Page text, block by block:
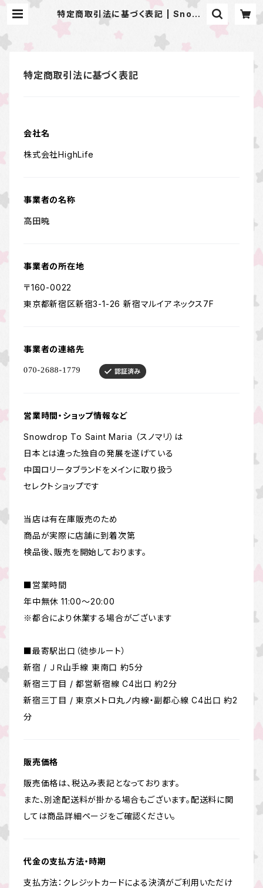
特定商取引法に基づく表記 | Snowd
rop To Saint Maria
特定商取引法に基づく表記
会社名
株式会社HighLife
事業者の名称
高田暁
事業者の所在地
〒160-0022
東京都新宿区新宿3-1-26 新宿マルイアネックス7F
事業者の連絡先
営業時間・ショップ情報など
Snowdrop To Saint Maria （スノマリ）は
日本とは違った独自の発展を遂げている
中国ロリータブランドをメインに取り扱う
セレクトショップです
当店は有在庫販売のため
商品が実際に店舗に到着次第
検品後、販売を開始しております。
■営業時間
年中無休 11:00～20:00
※都合により休業する場合がございます
■最寄駅出口（徒歩ルート）
新宿 / ＪＲ山手線 東南口 約5分
新宿三丁目 / 都営新宿線 C4出口 約2分
新宿三丁目 / 東京メトロ丸ノ内線・副都心線 C4出口 約2
分
販売価格
販売価格は、税込み表記となっております。
また、別途配送料が掛かる場合もございます。配送料に関
しては商品詳細ページをご確認ください。
代金の支払方法・時期
支払方法：クレジットカードによる決済がご利用いただけ